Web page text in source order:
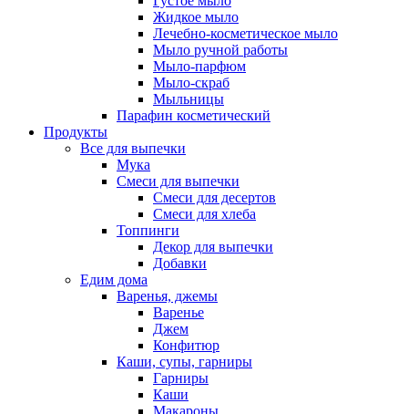
Жидкое мыло
Лечебно-косметическое мыло
Мыло ручной работы
Мыло-парфюм
Мыло-скраб
Мыльницы
Парафин косметический
Продукты
Все для выпечки
Мука
Смеси для выпечки
Смеси для десертов
Смеси для хлеба
Топпинги
Декор для выпечки
Добавки
Едим дома
Варенья, джемы
Варенье
Джем
Конфитюр
Каши, супы, гарниры
Гарниры
Каши
Макароны